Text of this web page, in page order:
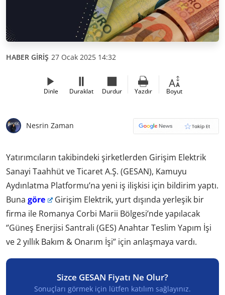
HABER GİRİŞ 27 Ocak 2025 14:32
Dinle Duraklat Durdur Yazdır Boyut
Nesrin Zaman
Yatırımcıların takibindeki şirketlerden Girişim Elektrik
Sanayi Taahhüt ve Ticaret A.Ş. (GESAN), Kamuyu
Aydınlatma Platformu’na yeni iş ilişkisi için bildirim yaptı.
Buna göre
Girişim Elektrik, yurt dışında yerleşik bir
firma ile Romanya Corbi Marii Bölgesi’nde yapılacak
‘’Güneş Enerjisi Santrali (GES) Anahtar Teslim Yapım İşi
ve 2 yıllık Bakım & Onarım İşi” için anlaşmaya vardı.
Sizce GESAN Fiyatı Ne Olur?
Sonuçları görmek için lütfen katılım sağlayınız.